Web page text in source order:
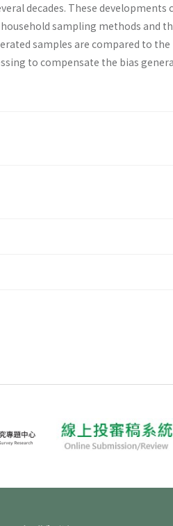
decades. These developments
sampling methods and
samples are compared to
to compensate the bias